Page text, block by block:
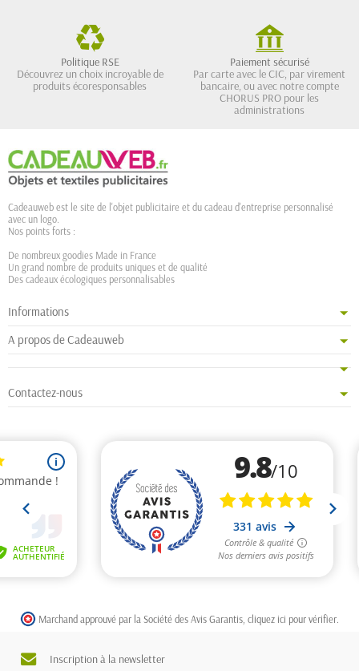
Politique RSE
Découvrez un choix incroyable de
produits écoresponsables
Paiement sécurisé
Par carte avec le CIC, par virement
bancaire, ou avec notre compte
CHORUS PRO pour les
administrations
Cadeauweb est le site de l'objet publicitaire et du cadeau d'entreprise personnalisé
avec un logo.
Nos points forts :
De nombreux goodies Made in France
Un grand nombre de produits uniques et de qualité
Des cadeaux écologiques personnalisables
Informations
A propos de Cadeauweb
Contactez-nous
Marchand approuvé par la Société des Avis Garantis, cliquez ici pour vérifier
Inscription à la newsletter